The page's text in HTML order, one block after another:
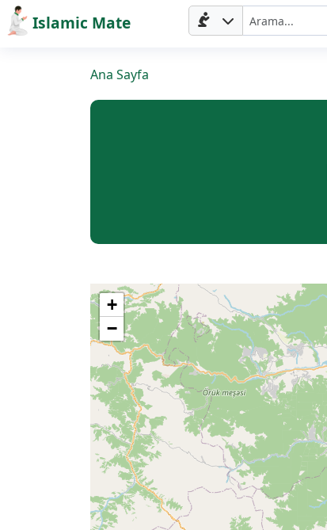
Islamic Mate
Sayfa
Prayer
Times
Ana Sayfa
+
−